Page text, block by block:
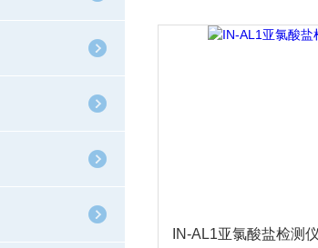
IN-AL1亚氯酸盐检测仪